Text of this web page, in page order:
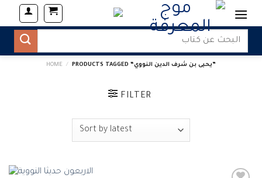
content
Search
HOME / PRODUCTS TAGGED “يحيى بن شرف الدين النووي”
FILTER